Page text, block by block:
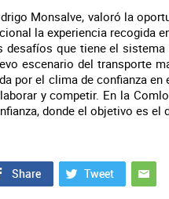
Monsalve, valoró la
la experiencia recogida
desafíos que tiene el
escenario del transporte
por el clima de confianza
y competir. En la
donde el objetivo es el